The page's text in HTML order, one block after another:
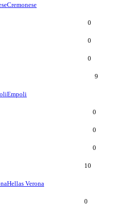
Cremonese
0
0
0
9
Empoli
0
0
0
10
Hellas Verona
0